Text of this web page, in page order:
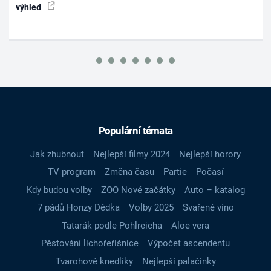
výhled
Populární témata
Jak zhubnout Nejlepší filmy 2024
Nejlepší horory
TV program
Změna času Partie
Počasí
Kdy budou volby
ZOO Nové začátky
Auto – katalog
7 pádů Honzy Dědka
Volby 2025
Svařené víno
Tatarák podle Pohlreicha
Aloe vera
Pěstování lichořeřišnice
Výpočet ascendentu
Tvarohové knedlíky
Nejlepší palačinky